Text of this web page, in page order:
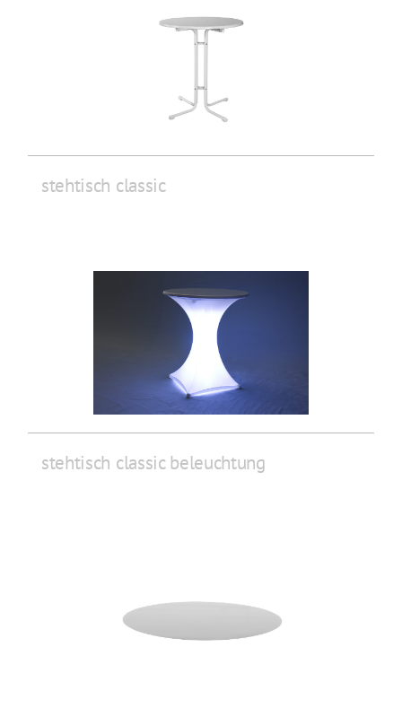
stehtisch classic
stehtisch classic beleuchtung